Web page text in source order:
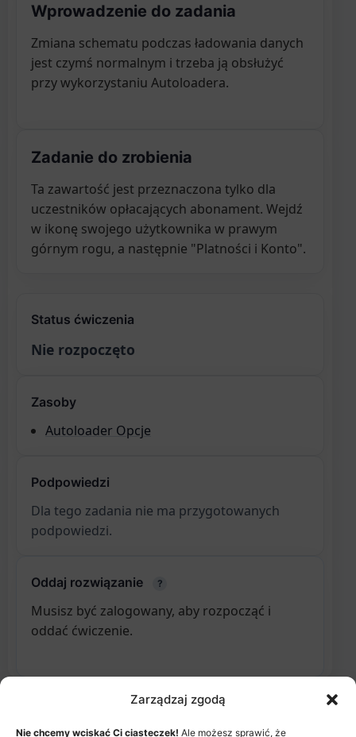
Zarządzaj zgodą
Nie chcemy wciskać Ci ciasteczek! Ale możesz sprawić, że
Wprowadzenie do zadania
Zmiana schematu podczas ładowania danych
jest czymś normalnym i trzeba ją obsłużyć
przy wykorzystaniu Autoloadera.
Zadanie do zrobienia
Ta zawartość jest przeznaczona tylko dla
uczestników opłacających abonament. Wejdź
w ikonę swojego użytkownika w prawym
górnym rogu, a następnie "Platności i Konto".
Status ćwiczenia
Nie rozpoczęto
Zasoby
Autoloader Opcje
Podpowiedzi
Dla tego zadania nie ma przygotowanych
podpowiedzi.
Oddaj rozwiązanie ?
Musisz być zalogowany, aby rozpocząć i
oddać ćwiczenie.